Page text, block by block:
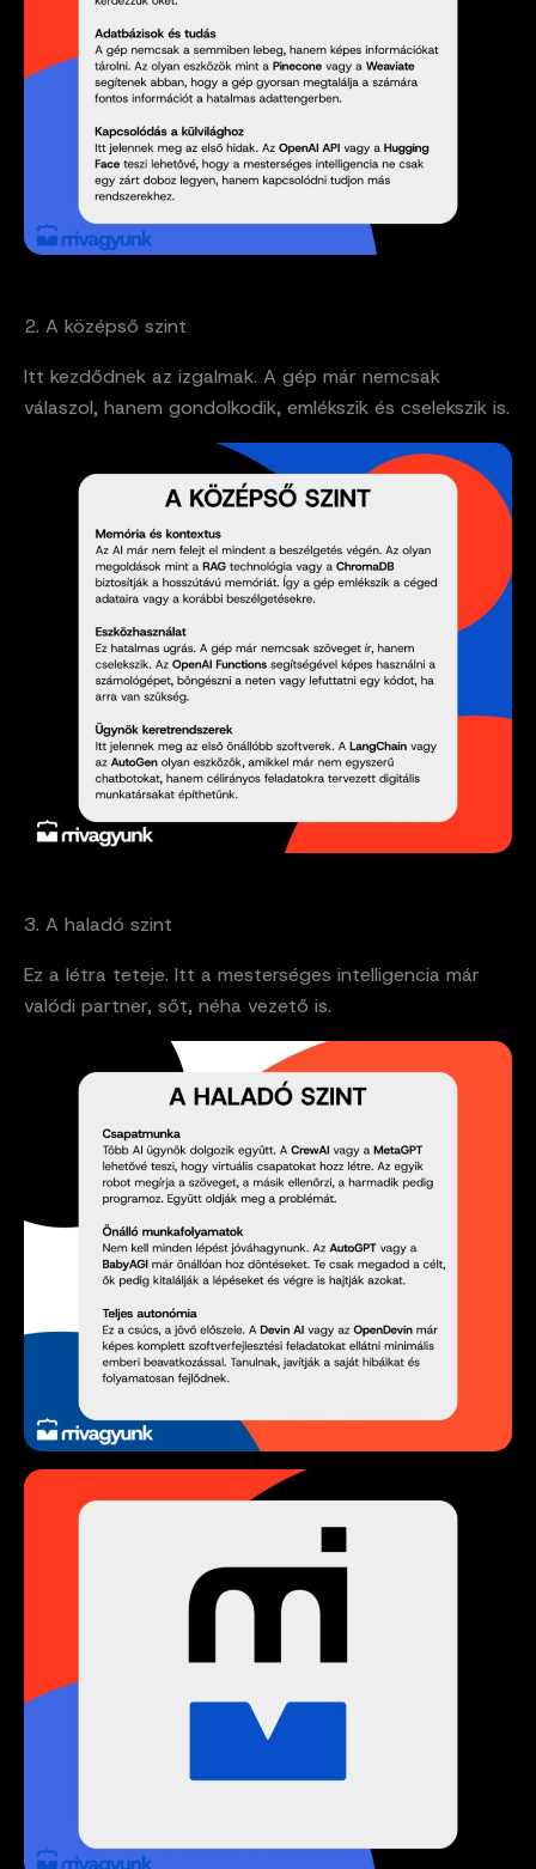
2. A középső szint
Itt kezdődnek az izgalmak. A gép már nemcsak
válaszol, hanem gondolkodik, emlékszik és cselekszik is.
3. A haladó szint
Ez a létra teteje. Itt a mesterséges intelligencia már
valódi partner, sőt, néha vezető is.